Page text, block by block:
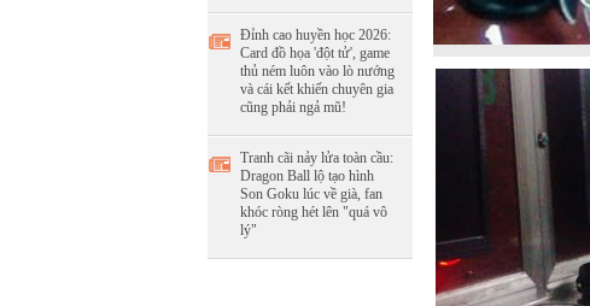
Đỉnh cao huyền học 2026:
Card đồ họa 'đột tử', game
thủ ném luôn vào lò nướng
và cái kết khiến chuyên gia
cũng phải ngả mũ!
Tranh cãi nảy lửa toàn cầu:
Dragon Ball lộ tạo hình
Son Goku lúc về già, fan
khóc ròng hét lên "quá vô
lý"